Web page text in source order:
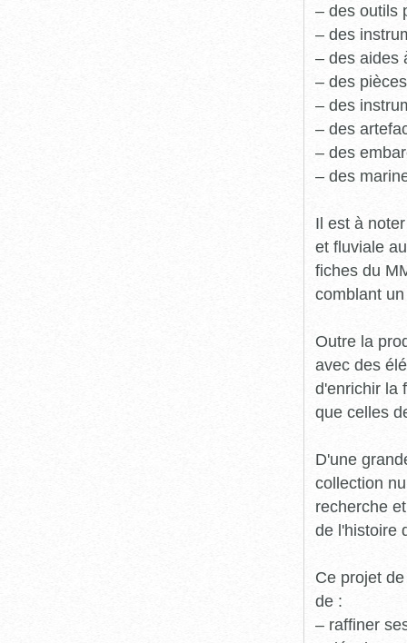
– des outils
– des
– des aides
– des
– des
– des
– des
– des
Il est à
et fluviale
fiches du
comblant
Outre la
avec des
d'enrichir la
que celles
D'une
collection
recherche
de l'histoire
Ce projet
de :
– raffiner